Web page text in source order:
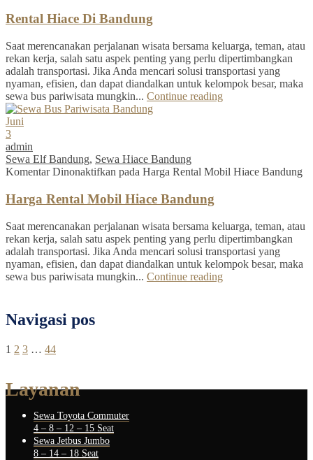
Rental Hiace Di Bandung
Saat merencanakan perjalanan wisata bersama keluarga, teman, atau
rekan kerja, salah satu aspek penting yang perlu dipertimbangkan
adalah transportasi. Jika Anda mencari solusi transportasi yang
nyaman, efisien, dan dapat diandalkan untuk kelompok besar, maka
sewa bus pariwisata mungkin... Continue reading
Juni
3
admin
Sewa Elf Bandung, Sewa Hiace Bandung
Komentar Dinonaktifkan pada Harga Rental Mobil Hiace Bandung
Harga Rental Mobil Hiace Bandung
Saat merencanakan perjalanan wisata bersama keluarga, teman, atau
rekan kerja, salah satu aspek penting yang perlu dipertimbangkan
adalah transportasi. Jika Anda mencari solusi transportasi yang
nyaman, efisien, dan dapat diandalkan untuk kelompok besar, maka
sewa bus pariwisata mungkin... Continue reading
Navigasi pos
1 2 3 … 44
Layanan
Sewa Toyota Commuter
4 – 8 – 12 – 15 Seat
Sewa Jetbus Jumbo
8 – 14 – 18 Seat